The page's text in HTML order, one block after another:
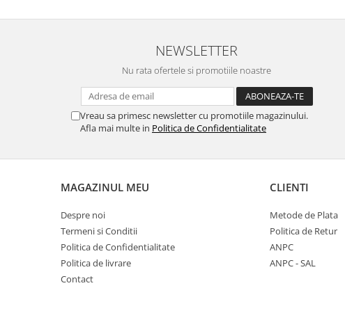
NEWSLETTER
Nu rata ofertele si promotiile noastre
Vreau sa primesc newsletter cu promotiile magazinului.
Afla mai multe in Politica de Confidentialitate
MAGAZINUL MEU
Despre noi
Termeni si Conditii
Politica de Confidentialitate
Politica de livrare
Contact
CLIENTI
Metode de Plata
Politica de Retur
ANPC
ANPC - SAL